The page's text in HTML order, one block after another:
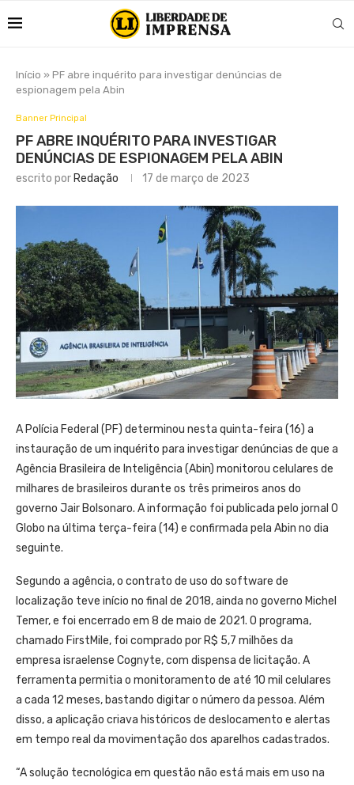
Início » PF abre inquérito para investigar denúncias de
espionagem pela Abin
Banner Principal
PF ABRE INQUÉRITO PARA INVESTIGAR
DENÚNCIAS DE ESPIONAGEM PELA ABIN
escrito por Redação 17 de março de 2023
A Polícia Federal (PF) determinou nesta quinta-feira (16) a
instauração de um inquérito para investigar denúncias de que a
Agência Brasileira de Inteligência (Abin) monitorou celulares de
milhares de brasileiros durante os três primeiros anos do
governo Jair Bolsonaro. A informação foi publicada pelo jornal O
Globo na última terça-feira (14) e confirmada pela Abin no dia
seguinte.
Segundo a agência, o contrato de uso do software de
localização teve início no final de 2018, ainda no governo Michel
Temer, e foi encerrado em 8 de maio de 2021. O programa,
chamado FirstMile, foi comprado por R$ 5,7 milhões da
empresa israelense Cognyte, com dispensa de licitação. A
ferramenta permitia o monitoramento de até 10 mil celulares
a cada 12 meses, bastando digitar o número da pessoa. Além
disso, a aplicação criava históricos de deslocamento e alertas
em tempo real da movimentação dos aparelhos cadastrados.
“A solução tecnológica em questão não está mais em uso na